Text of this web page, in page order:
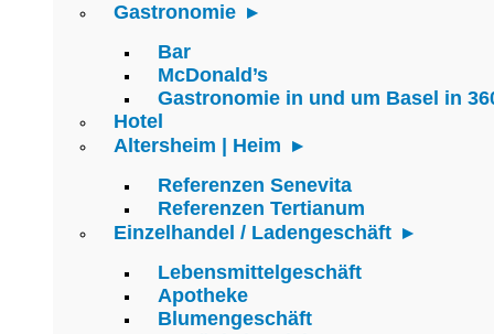
Gastronomie
Bar
McDonald’s
Gastronomie in und um Basel in
Hotel
Altersheim | Heim
Referenzen Senevita
Referenzen Tertianum
Einzelhandel / Ladengeschäft
Lebensmittelgeschäft
Apotheke
Blumengeschäft